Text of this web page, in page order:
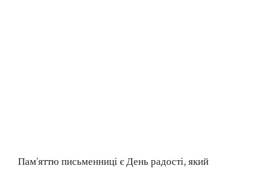
Пам’яттю письменниці є День радості, який